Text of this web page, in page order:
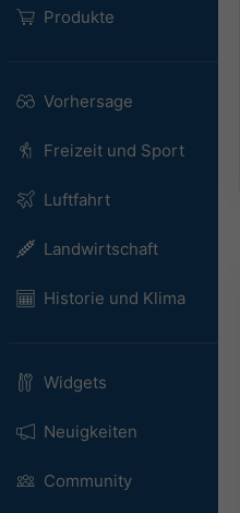
Produkte
Vorhersage
Freizeit und Sport
Luftfahrt
Landwirtschaft
Historie und Klima
Widgets
Neuigkeiten
Community